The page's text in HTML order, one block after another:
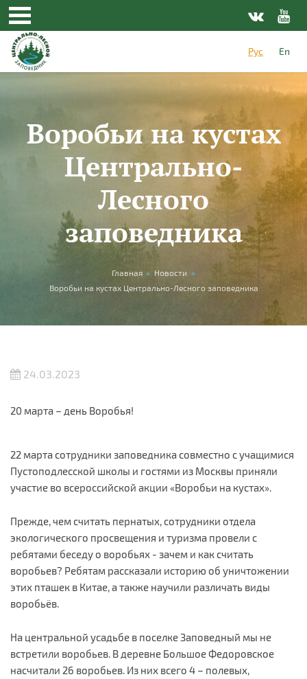
Перейти к основному содержанию
Рус
En
Воробьи на кустах
Центрально-
Лесного
заповедника
Вы здесь Главная » Новости »
Воробьи на кустах Центрально-Лесного заповедника
24.03.2023
20 марта – день Воробья!
22 марта сотрудники заповедника совместно с учащимися
Пустоподлесской школы и гостями из Москвы приняли
участие во всероссийской акции «Воробьи на кустах».
Прежде, чем считать пернатых, сотрудники отдела
экологического просвещения и туризма провели с
ребятами беседу о воробьях - зачем и как считать
воробьев? Ребятам рассказали историю об уничтожении
этих пташек в Китае, а также научили различать виды
воробьёв.
На центральной усадьбе в поселке Заповедный мы не
встретили воробьев. В деревне Большое Федоровское
насчитали 26 воробьев. Из них всего 4 – полевых,